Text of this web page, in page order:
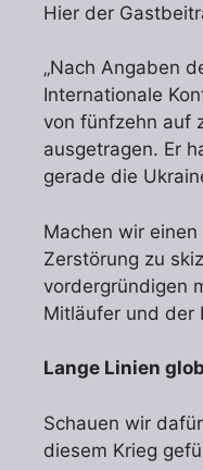
Hier der
„Nach Angaben
Internationale
von fünfzehn auf
ausgetragen. Er
gerade die
Machen wir
Zerstörung zu
vordergründigen
Mitläufer und der
Lange Linien
Schauen wir
diesem Krieg